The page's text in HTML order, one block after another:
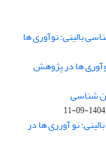
بالینی: نوآوری ها
ها در پژوهش
شناسی
1404-09-11
۱۴۰۴ «روان شناسی بالینی: نو آورری ها در